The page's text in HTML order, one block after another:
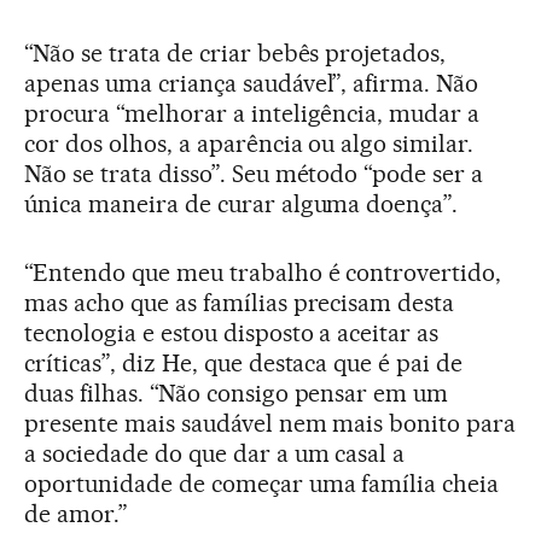
“Não se trata de criar bebês projetados,
apenas uma criança saudável”, afirma. Não
procura “melhorar a inteligência, mudar a
cor dos olhos, a aparência ou algo similar.
Não se trata disso”. Seu método “pode ser a
única maneira de curar alguma doença”.
“Entendo que meu trabalho é controvertido,
mas acho que as famílias precisam desta
tecnologia e estou disposto a aceitar as
críticas”, diz He, que destaca que é pai de
duas filhas. “Não consigo pensar em um
presente mais saudável nem mais bonito para
a sociedade do que dar a um casal a
oportunidade de começar uma família cheia
de amor.”